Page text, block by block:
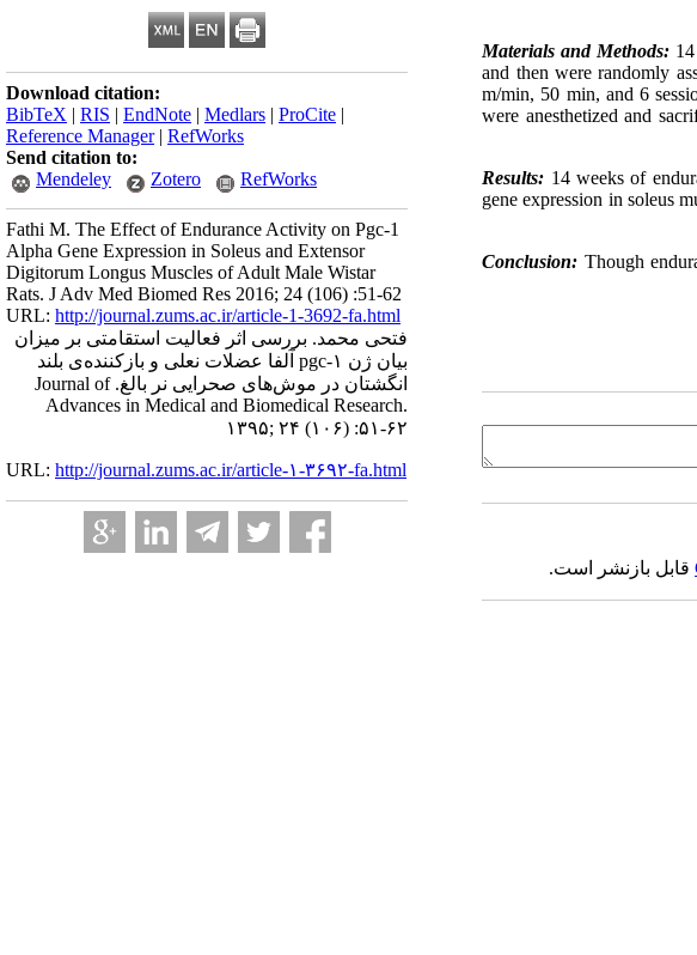
Download citation:
BibTeX | RIS | EndNote | Medlars | ProCite |
Reference Manager| RefWorks
Send citation to:
Mendeley
Zotero RefWorks
Fathi M. The Effect of Endurance Activity on Pgc-1
Alpha Gene Expression in Soleus and Extensor
Digitorum Longus Muscles of Adult Male Wistar
Rats. J Adv Med Biomed Res 2016; 24 (106) :51-62
URL: http://journal.zums.ac.ir/article-1-3692-fa.html
فتحی محمد. بررسی اثر فعالیت استقامتی بر میزان
بیان ژن pgc-۱ آلفا عضلات نعلی و بازکننده‌ی بلند
انگشتان در موش‌های صحرایی نر بالغ. Journal of
Advances in Medical and Biomedical Research.
۱۳۹۵; ۲۴ (۱۰۶) :۵۱-۶۲
URL: http://journal.zums.ac.ir/article-۱-۳۶۹۲-fa.html
Materials and Methods:14
and then were randomly
m/min, 50 min, and 6
were anesthetized and
Results: 14 weeks of
gene expression in soleus
Conclusion: Though
قابل بازنشر است.